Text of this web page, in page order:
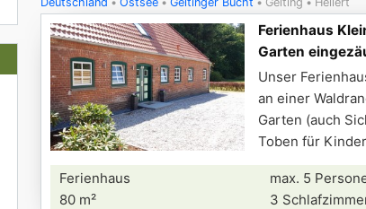
Ferienhaus
Garten
Unser
an einer
Garten (auch
Toben für
Ferienhaus
80 m²
max. 5
3